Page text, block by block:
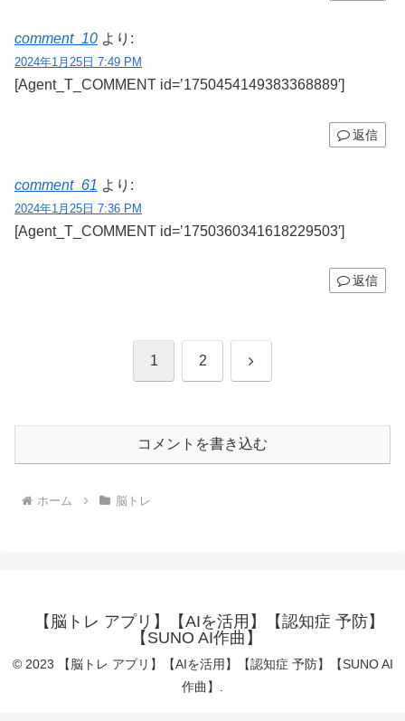
comment_10 より:
2024年1月25日 7:49 PM
[Agent_T_COMMENT id=’1750454149383368889′]
返信
comment_61 より:
2024年1月25日 7:36 PM
[Agent_T_COMMENT id=’1750360341618229503′]
返信
1 2 次
コメントを書き込む
ホーム 脳トレ
【脳トレ アプリ】【AIを活用】【認知症 予防】
【SUNO AI作曲】
© 2023 【脳トレ アプリ】【AIを活用】【認知症 予防】【SUNO AI
作曲】.